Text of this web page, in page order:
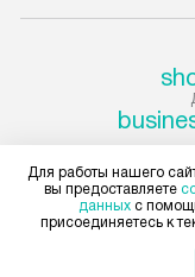
взимается
Учитывайте
они не позволяют
то сотрудники
службы не могут
дверцы, ручки
выступающие
Для работы нашего
вы предоставляете
данных с
присоединяетесь к